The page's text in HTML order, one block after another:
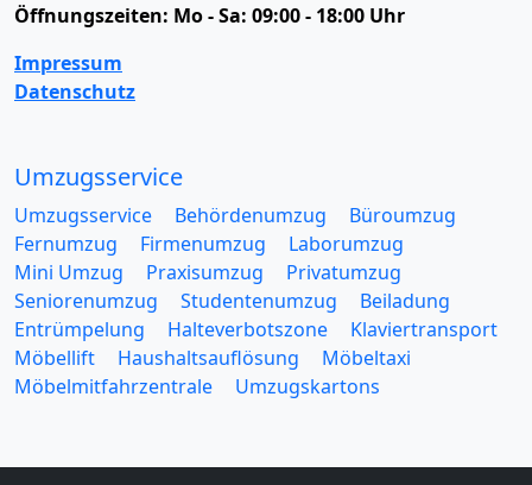
Öffnungszeiten: Mo - Sa: 09:00 - 18:00 Uhr
Impressum
Datenschutz
Umzugsservice
Umzugsservice Behördenumzug
Büroumzug
Fernumzug
Firmenumzug
Laborumzug
Mini Umzug
Praxisumzug
Privatumzug
Seniorenumzug
Studentenumzug
Beiladung
Entrümpelung
Halteverbotszone
Klaviertransport
Möbellift
Haushaltsauflösung
Möbeltaxi
Möbelmitfahrzentrale
Umzugskartons